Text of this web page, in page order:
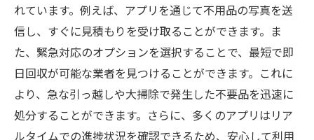
れています。例えば、アプリを通じて不用品の写真を送
信し、すぐに見積もりを受け取ることができます。ま
た、緊急対応のオプションを選択することで、最短で即
日回収が可能な業者を見つけることができます。これに
より、急な引っ越しや大掃除で発生した不要品を迅速に
処分することができます。さらに、多くのアプリはリア
ルタイムでの進捗状況を確認できるため、安心して利用